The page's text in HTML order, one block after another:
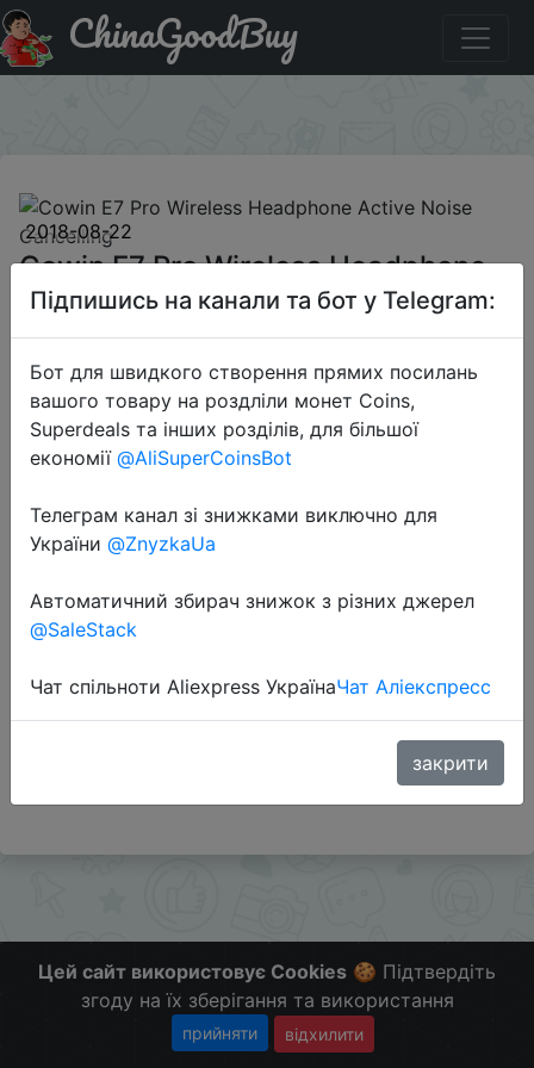
Придбати по знижці RU0200V Cowin E7 Pro Wireless
Headphone Active Noise Cancelling
ChinaGoodBuy
2018-08-22
Cowin E7 Pro Wireless Headphone
Active Noise Cancelling
$64.99
Перейти до магазину
Додаткова інформація відсутня.
Слідкуйте за знижками на мобільному, в телеграм
Цей сайт використовує Cookies 🍪 Підтвердіть
згоду на їх зберігання та використання
прийняти відхилити
Підпишись на канали та бот у Telegram:
Бот для швидкого створення прямих посилань
вашого товару на роздліли монет Coins,
Superdeals та інших розділів, для більшої
економії @AliSuperCoinsBot
Телеграм канал зі знижками виключно для
України @ZnyzkaUa
Автоматичний збирач знижок з різних джерел
@SaleStack
Чат спільноти Aliexpress УкраїнаЧат Аліекспресс
закрити